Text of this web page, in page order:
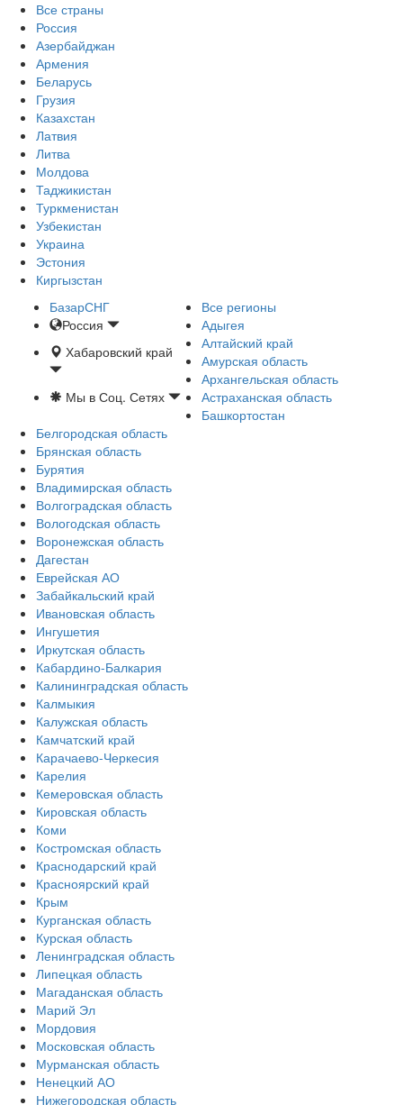
Все страны
Россия
Азербайджан
Армения
Беларусь
Грузия
Казахстан
Латвия
Литва
Молдова
Таджикистан
Туркменистан
Узбекистан
Украина
Эстония
Киргызстан
БазарСНГ
Россия
Хабаровский край
Мы в Соц. Сетях
Все регионы
Адыгея
Алтайский край
Амурская область
Архангельская область
Астраханская область
Башкортостан
Белгородская область
Брянская область
Бурятия
Владимирская область
Волгоградская область
Вологодская область
Воронежская область
Дагестан
Еврейская АО
Забайкальский край
Ивановская область
Ингушетия
Иркутская область
Кабардино-Балкария
Калининградская область
Калмыкия
Калужская область
Камчатский край
Карачаево-Черкесия
Карелия
Кемеровская область
Кировская область
Коми
Костромская область
Краснодарский край
Красноярский край
Крым
Курганская область
Курская область
Ленинградская область
Липецкая область
Магаданская область
Марий Эл
Мордовия
Московская область
Мурманская область
Ненецкий АО
Нижегородская область